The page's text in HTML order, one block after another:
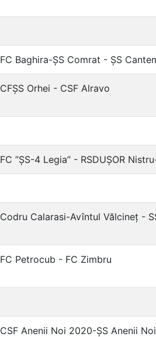
FC Baghira-ȘS Comrat - ȘS
CFȘS Orhei - CSF Alravo
FC ”ȘS-4 Legia” - RSDUȘOR
Codru Calarasi-Avîntul Vălcineț -
FC Petrocub - FC Zimbru
CSF Anenii Noi 2020-ȘS Anenii